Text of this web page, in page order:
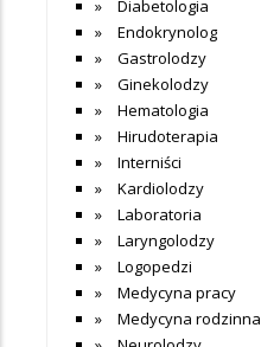
Diabetologia
Endokrynolog
Gastrolodzy
Ginekolodzy
Hematologia
Hirudoterapia
Interniści
Kardiolodzy
Laboratoria
Laryngolodzy
Logopedzi
Medycyna pracy
Medycyna rodzinna